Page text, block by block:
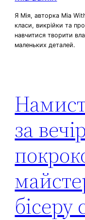
Я Мія, авторка Mia
класи, викрійки та
навчитися творити
маленьких деталей.
за
бісеру